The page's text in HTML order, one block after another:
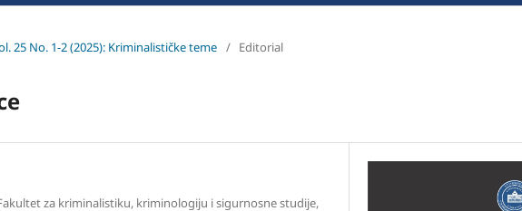
25 No. 1-2 (2025): Kriminalističke teme / Editorial
za kriminalistiku, kriminologiju i sigurnosne studije,